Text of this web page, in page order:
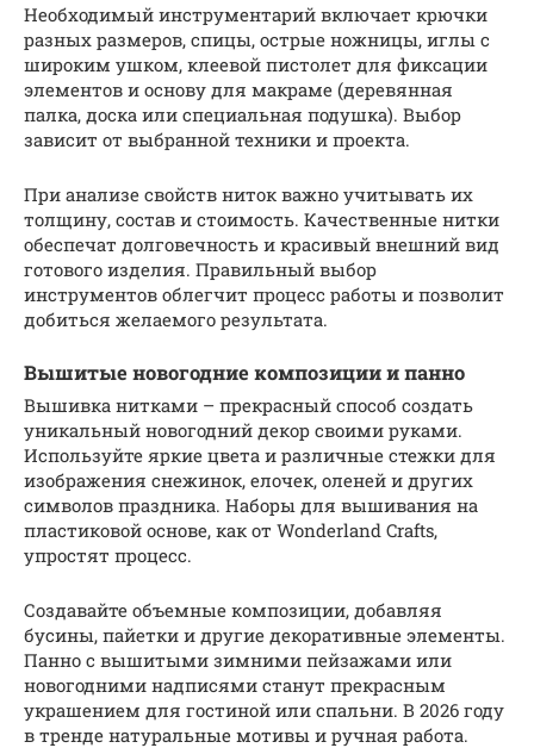
Необходимый инструментарий включает крючки
разных размеров, спицы, острые ножницы, иглы с
широким ушком, клеевой пистолет для фиксации
элементов и основу для макраме (деревянная
палка, доска или специальная подушка). Выбор
зависит от выбранной техники и проекта.
При анализе свойств ниток важно учитывать их
толщину, состав и стоимость. Качественные нитки
обеспечат долговечность и красивый внешний вид
готового изделия. Правильный выбор
инструментов облегчит процесс работы и позволит
добиться желаемого результата.
Вышитые новогодние композиции и панно
Вышивка нитками – прекрасный способ создать
уникальный новогодний декор своими руками.
Используйте яркие цвета и различные стежки для
изображения снежинок, елочек, оленей и других
символов праздника. Наборы для вышивания на
пластиковой основе, как от Wonderland Crafts,
упростят процесс.
Создавайте объемные композиции, добавляя
бусины, пайетки и другие декоративные элементы.
Панно с вышитыми зимними пейзажами или
новогодними надписями станут прекрасным
украшением для гостиной или спальни. В 2026 году
в тренде натуральные мотивы и ручная работа.